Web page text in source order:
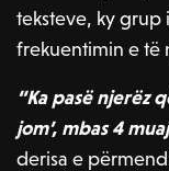
teksteve, ky grup
frekuentimin e të
“Ka pasë njerëz
jom’, mbas 4
derisa e